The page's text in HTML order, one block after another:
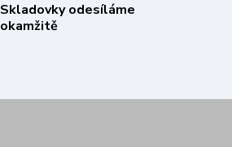
Skladovky odesíláme
okamžitě